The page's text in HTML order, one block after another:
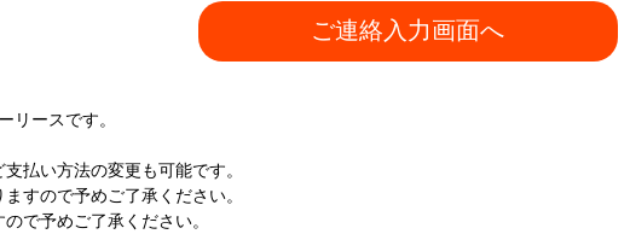
ご連絡入力画面へ
ースです。
払い方法の変更も可能です。
すので予めご了承ください。
で予めご了承ください。